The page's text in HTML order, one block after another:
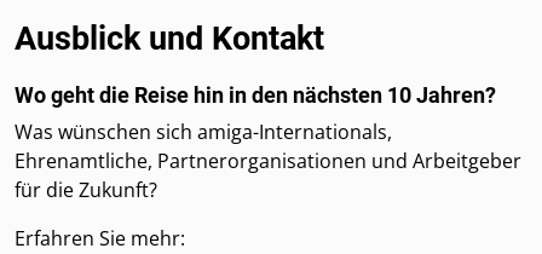
Ausblick und Kontakt
Wo geht die Reise hin in den nächsten 10 Jahren?
Was wünschen sich amiga-Internationals,
Ehrenamtliche, Partnerorganisationen und Arbeitgeber
für die Zukunft?
Erfahren Sie mehr: